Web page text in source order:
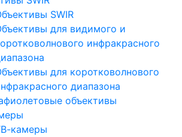
SWIR
для видимого и
инфракрасного
для коротковолнового
диапазона
объективы
камеры